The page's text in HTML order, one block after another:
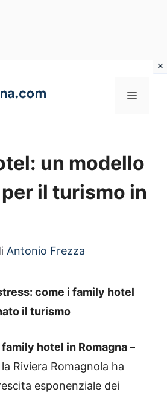
MENU
un modello
il turismo in
Antonio Frezza
come i family hotel
il turismo
hotel in Romagna –
Riviera Romagnola ha
esponenziale dei